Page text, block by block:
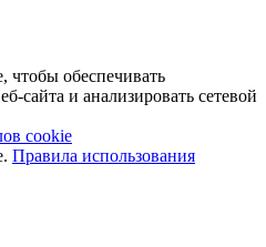
обеспечивать
сайта и анализировать сетевой
cookie
Правила использования